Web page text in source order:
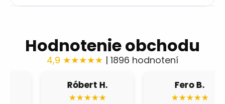
Hodnotenie obchodu
4,9 ★★★★★ | 1896 hodnotení
Róbert H.
★★★★★
Fero B.
★★★★★